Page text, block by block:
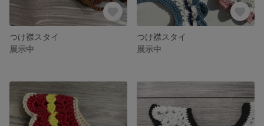
つけ襟スタイ
展示中
つけ襟スタイ
展示中